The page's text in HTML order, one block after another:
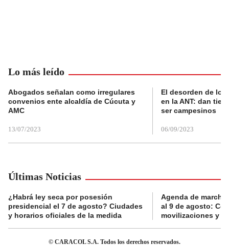
Lo más leído
Abogados señalan como irregulares
convenios ente alcaldía de Cúcuta y
AMC
13/07/2023
El desorden de
en la ANT: dan
ser campesinos
06/09/2023
Últimas Noticias
¿Habrá ley seca por posesión
presidencial el 7 de agosto? Ciudades
y horarios oficiales de la medida
Agenda de
al 9 de agosto:
movilizaciones y
© CARACOL S.A. Todos los derechos reservados.